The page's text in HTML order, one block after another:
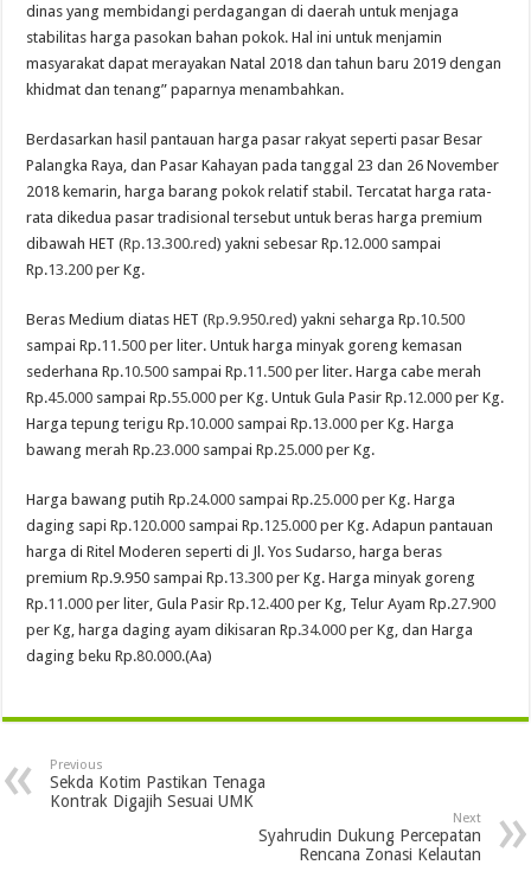
dinas yang membidangi perdagangan di daerah untuk menjaga
stabilitas harga pasokan bahan pokok. Hal ini untuk menjamin
masyarakat dapat merayakan Natal 2018 dan tahun baru 2019 dengan
khidmat dan tenang” paparnya menambahkan.
Berdasarkan hasil pantauan harga pasar rakyat seperti pasar Besar
Palangka Raya, dan Pasar Kahayan pada tanggal 23 dan 26 November
2018 kemarin, harga barang pokok relatif stabil. Tercatat harga rata-
rata dikedua pasar tradisional tersebut untuk beras harga premium
dibawah HET (Rp.13.300.red) yakni sebesar Rp.12.000 sampai
Rp.13.200 per Kg.
Beras Medium diatas HET (Rp.9.950.red) yakni seharga Rp.10.500
sampai Rp.11.500 per liter. Untuk harga minyak goreng kemasan
sederhana Rp.10.500 sampai Rp.11.500 per liter. Harga cabe merah
Rp.45.000 sampai Rp.55.000 per Kg. Untuk Gula Pasir Rp.12.000 per Kg.
Harga tepung terigu Rp.10.000 sampai Rp.13.000 per Kg. Harga
bawang merah Rp.23.000 sampai Rp.25.000 per Kg.
Harga bawang putih Rp.24.000 sampai Rp.25.000 per Kg. Harga
daging sapi Rp.120.000 sampai Rp.125.000 per Kg. Adapun pantauan
harga di Ritel Moderen seperti di Jl. Yos Sudarso, harga beras
premium Rp.9.950 sampai Rp.13.300 per Kg. Harga minyak goreng
Rp.11.000 per liter, Gula Pasir Rp.12.400 per Kg, Telur Ayam Rp.27.900
per Kg, harga daging ayam dikisaran Rp.34.000 per Kg, dan Harga
daging beku Rp.80.000.(Aa)
Previous
Sekda Kotim Pastikan Tenaga
Kontrak Digajih Sesuai UMK
Next
Syahrudin Dukung Percepatan
Rencana Zonasi Kelautan